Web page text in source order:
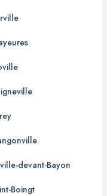
devant-Bayon
Boingt